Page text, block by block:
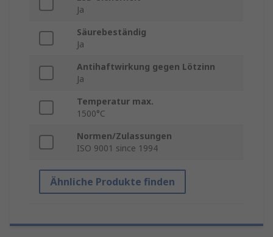
Ja
Säurebeständig
Ja
Antihaftwirkung gegen Lötzinn
Ja
Temperatur max.
1500°C
Normen/Zulassungen
ISO 9001 since 1994
Ähnliche Produkte finden